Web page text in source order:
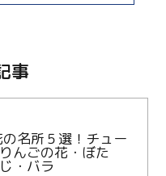
事
名所５選！チュー
んごの花・ぼた
・バラ